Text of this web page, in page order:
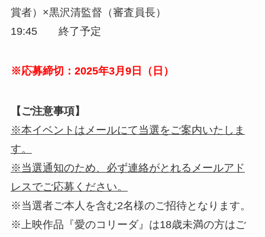
賞者）×黒沢清監督（審査員長）
19:45 終了予定
※応募締切：2025年3月9日（日）
【ご注意事項】
※本イベントはメールにて当選をご案内いたしま
す。
※当選通知のため、必ず連絡がとれるメールアド
レスでご応募ください。
※当選者ご本人を含む2名様のご招待となります。
※上映作品『愛のコリーダ』は18歳未満の方はご